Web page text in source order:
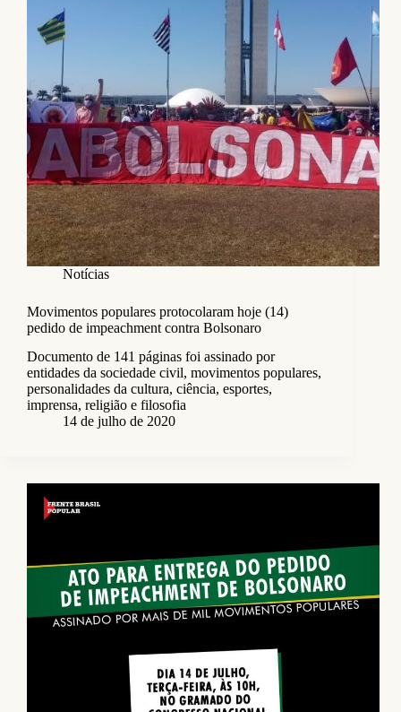
Notícias
Movimentos populares protocolaram hoje (14)
pedido de impeachment contra Bolsonaro
Documento de 141 páginas foi assinado por
entidades da sociedade civil, movimentos populares,
personalidades da cultura, ciência, esportes,
imprensa, religião e filosofia
14 de julho de 2020